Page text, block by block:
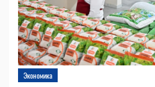
Экономика